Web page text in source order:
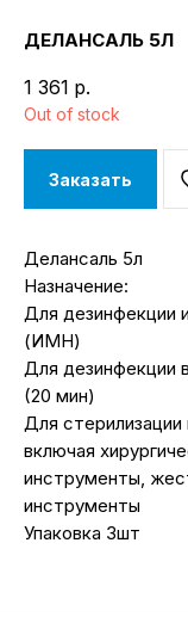
ДЕЛАНСАЛЬ 5Л
1 361 р.
Out of stock
Заказать
Делансаль 5л
Назначение:
Для дезинфекции
(ИМН)
Для дезинфекции
(20 мин)
Для стерилизации
включая
инструменты,
инструменты
Упаковка 3шт